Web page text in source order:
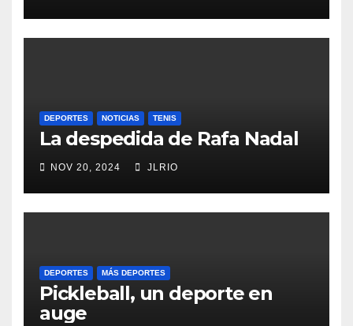
DEPORTES NOTICIAS TENIS
La despedida de Rafa Nadal
NOV 20, 2024 JLRIO
DEPORTES MÁS DEPORTES
Pickleball, un deporte en
auge